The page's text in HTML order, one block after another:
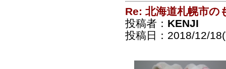
Re: 北海道札幌市の
投稿者： KENJI
投稿日：2018/12/